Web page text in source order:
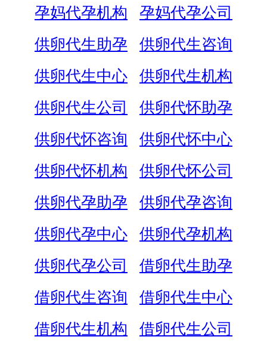
孕妈代孕机构
孕妈代孕公司
供卵代生助孕
供卵代生咨询
供卵代生中心
供卵代生机构
供卵代生公司
供卵代怀助孕
供卵代怀咨询
供卵代怀中心
供卵代怀机构
供卵代怀公司
供卵代孕助孕
供卵代孕咨询
供卵代孕中心
供卵代孕机构
供卵代孕公司
借卵代生助孕
借卵代生咨询
借卵代生中心
借卵代生机构
借卵代生公司